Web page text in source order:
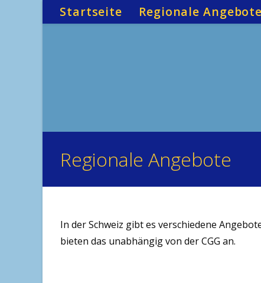
Startseite Regionale Angebote
Regionale Angebote
In der Schweiz gibt es verschiedene
bieten das unabhängig von der CGG an.